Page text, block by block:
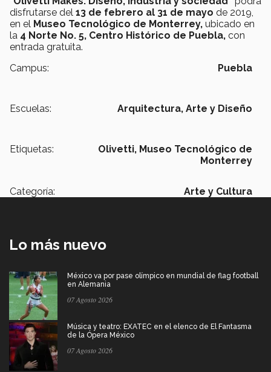
disfrutarse del 13 de febrero al 31 de mayo de 2019,
en el Museo Tecnológico de Monterrey, ubicado en
la 4 Norte No. 5, Centro Histórico de Puebla, con
entrada gratuita.
Campus:
Puebla
Escuelas: Arquitectura, Arte y Diseño
Etiquetas: Olivetti, Museo Tecnológico de
Monterrey
Categoría: Arte y Cultura
Lo más nuevo
México va por pase olímpico en mundial de flag football
en Alemania
07 Agosto 2026
Música y teatro: EXATEC en el elenco de El Fantasma
de la Ópera México
07 Agosto 2026